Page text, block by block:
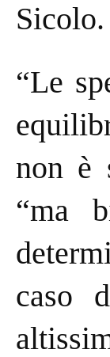
Sicolo.
“Le
non è
“ma
caso